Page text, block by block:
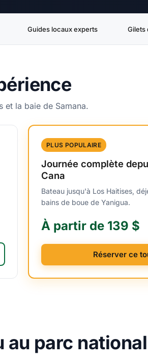
Guides locaux experts Gilets
et la baie de Samana.
PLUS POPULAIRE
Journée complète
Cana
Bateau jusqu'à Los Haitises,
bains de boue de Yanigua.
À partir de 139 $
Réserver ce
au parc